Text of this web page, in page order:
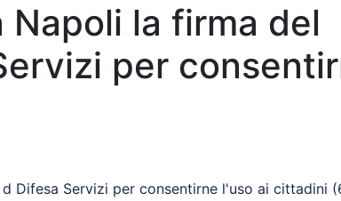
Napoli la firma del
per
Difesa Servizi per consentirne l'uso ai cittadini